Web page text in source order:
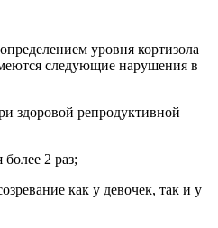
уровня кортизола
следующие нарушения в
здоровой репродуктивной
2 раз;
как у девочек, так и у